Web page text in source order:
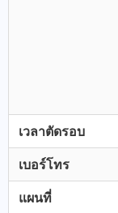
เวลาตัดรอบ
เบอร์โทร
แผนที่